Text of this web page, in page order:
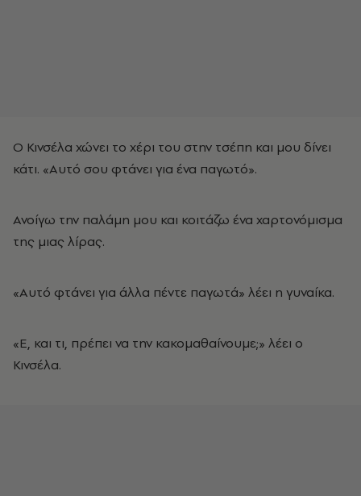
Ο Κινσέλα χώνει το χέρι του στην τσέπη και μου δίνει
κάτι. «Αυτό σου φτάνει για ένα παγωτό».
Ανοίγω την παλάμη μου και κοιτάζω ένα χαρτονόμισμα
της μιας λίρας.
«Αυτό φτάνει για άλλα πέντε παγωτά» λέει η γυναίκα.
«Ε, και τι, πρέπει να την κακομαθαίνουμε;» λέει ο
Κινσέλα.